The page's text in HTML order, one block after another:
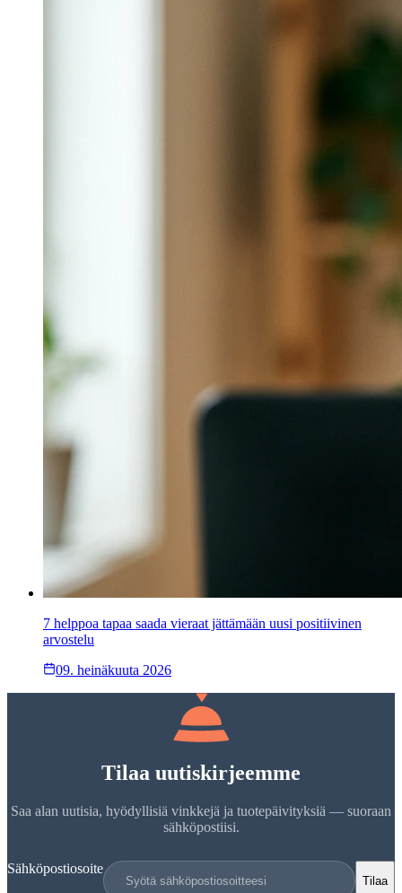
7 helppoa tapaa saada vieraat jättämään uusi positiivinen
arvostelu
09. heinäkuuta 2026
Tilaa uutiskirjeemme
Saa alan uutisia, hyödyllisiä vinkkejä ja tuotepäivityksiä — suoraan
sähköpostiisi.
Sähköpostiosoite
Tilaa